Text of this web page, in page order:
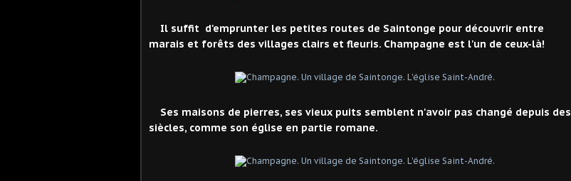
Il suffit d'emprunter les petites routes de Saintonge pour découvrir entre
marais et forêts des villages clairs et fleuris. Champagne est l'un de ceux-là!
Ses maisons de pierres, ses vieux puits semblent n'avoir pas changé depuis des
siècles, comme son église en partie romane.